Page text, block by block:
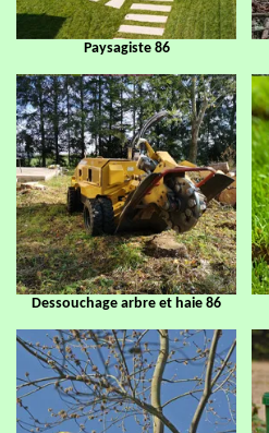
Paysagiste 86
Dessouchage arbre et haie 86